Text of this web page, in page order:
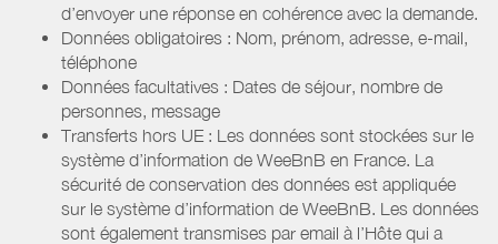
d’envoyer une réponse en cohérence avec la demande.
Données obligatoires : Nom, prénom, adresse, e-mail,
téléphone
Données facultatives : Dates de séjour, nombre de
personnes, message
Transferts hors UE : Les données sont stockées sur le
système d’information de WeeBnB en France. La
sécurité de conservation des données est appliquée
sur le système d’information de WeeBnB. Les données
sont également transmises par email à l’Hôte qui a